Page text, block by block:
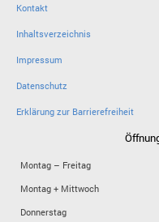
Kontakt
Inhaltsverzeichnis
Impressum
Datenschutz
Erklärung zur Barrierefreiheit
Montag – Freitag
Montag + Mittwoch
Donnerstag